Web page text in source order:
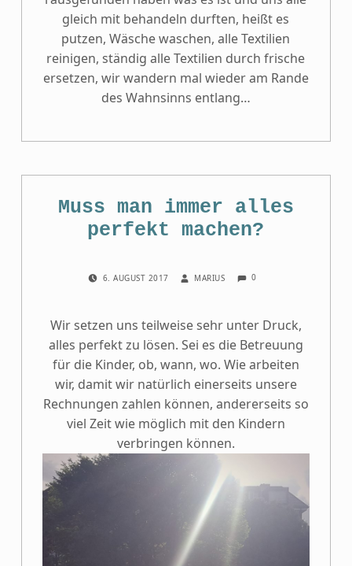
gleich mit behandeln durften, heißt es
putzen, Wäsche waschen, alle Textilien
reinigen, ständig alle Textilien durch frische
ersetzen, wir wandern mal wieder am Rande
des Wahnsinns entlang…
Muss man immer alles
perfekt machen?
6. AUGUST 2017 MARIUS 0
Wir setzen uns teilweise sehr unter Druck,
alles perfekt zu lösen. Sei es die Betreuung
für die Kinder, ob, wann, wo. Wie arbeiten
wir, damit wir natürlich einerseits unsere
Rechnungen zahlen können, andererseits so
viel Zeit wie möglich mit den Kindern
verbringen können.